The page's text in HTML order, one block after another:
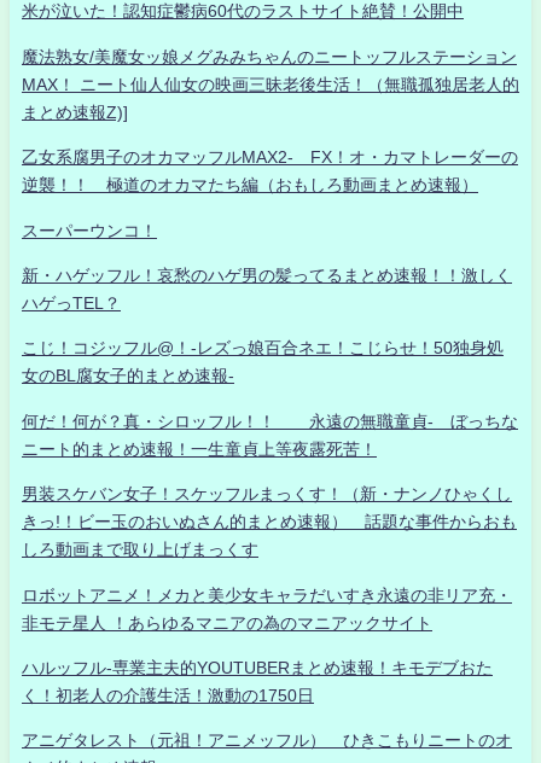
米が泣いた！認知症鬱病60代のラストサイト絶賛！公開中
魔法熟女/美魔女ッ娘メグみみちゃんのニートッフルステーション
MAX！ ニート仙人仙女の映画三昧老後生活！（無職孤独居老人的
まとめ速報Z)]
乙女系腐男子のオカマッフルMAX2- FX！オ・カマトレーダーの
逆襲！！ 極道のオカマたち編（おもしろ動画まとめ速報）
スーパーウンコ！
新・ハゲッフル！哀愁のハゲ男の髪ってるまとめ速報！！激しく
ハゲっTEL？
こじ！コジッフル@！-レズっ娘百合ネエ！こじらせ！50独身処
女のBL腐女子的まとめ速報-
何だ！何が？真・シロッフル！！ 永遠の無職童貞- ぼっちな
ニート的まとめ速報！一生童貞上等夜露死苦！
男装スケバン女子！スケッフルまっくす！（新・ナンノひゃくし
きっ!！ビー玉のおいぬさん的まとめ速報） 話題な事件からおも
しろ動画まで取り上げまっくす
ロボットアニメ！メカと美少女キャラだいすき永遠の非リア充・
非モテ星人 ！あらゆるマニアの為のマニアックサイト
ハルッフル-専業主夫的YOUTUBERまとめ速報！キモデブおた
く！初老人の介護生活！激動の1750日
アニゲタレスト（元祖！アニメッフル） ひきこもりニートのオ